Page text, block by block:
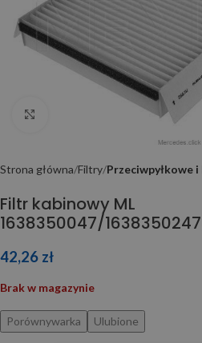
Strona główna Filtry Przeciwpyłkowe
Filtr kabinowy ML
1638350047/
42,26 zł
Brak w magazynie
Porównywarka Ulubione